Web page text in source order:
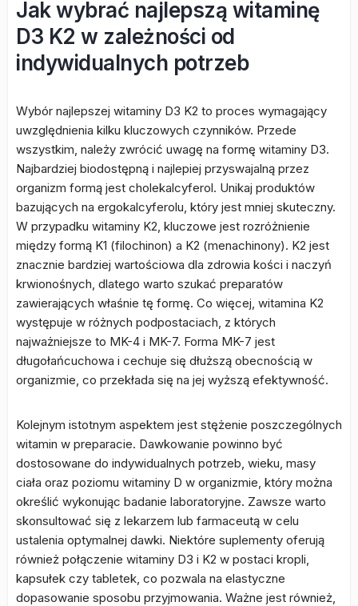
Jak wybrać najlepszą witaminę
D3 K2 w zależności od
indywidualnych potrzeb
Wybór najlepszej witaminy D3 K2 to proces wymagający
uwzględnienia kilku kluczowych czynników. Przede
wszystkim, należy zwrócić uwagę na formę witaminy D3.
Najbardziej biodostępną i najlepiej przyswajalną przez
organizm formą jest cholekalcyferol. Unikaj produktów
bazujących na ergokalcyferolu, który jest mniej skuteczny.
W przypadku witaminy K2, kluczowe jest rozróżnienie
między formą K1 (filochinon) a K2 (menachinony). K2 jest
znacznie bardziej wartościowa dla zdrowia kości i naczyń
krwionośnych, dlatego warto szukać preparatów
zawierających właśnie tę formę. Co więcej, witamina K2
występuje w różnych podpostaciach, z których
najważniejsze to MK-4 i MK-7. Forma MK-7 jest
długołańcuchowa i cechuje się dłuższą obecnością w
organizmie, co przekłada się na jej wyższą efektywność.
Kolejnym istotnym aspektem jest stężenie poszczególnych
witamin w preparacie. Dawkowanie powinno być
dostosowane do indywidualnych potrzeb, wieku, masy
ciała oraz poziomu witaminy D w organizmie, który można
określić wykonując badanie laboratoryjne. Zawsze warto
skonsultować się z lekarzem lub farmaceutą w celu
ustalenia optymalnej dawki. Niektóre suplementy oferują
również połączenie witaminy D3 i K2 w postaci kropli,
kapsułek czy tabletek, co pozwala na elastyczne
dopasowanie sposobu przyjmowania. Ważne jest również,